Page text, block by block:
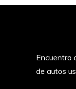
Encuentra
de autos